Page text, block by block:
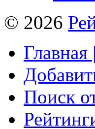
© 2026
Главная |
Поиск